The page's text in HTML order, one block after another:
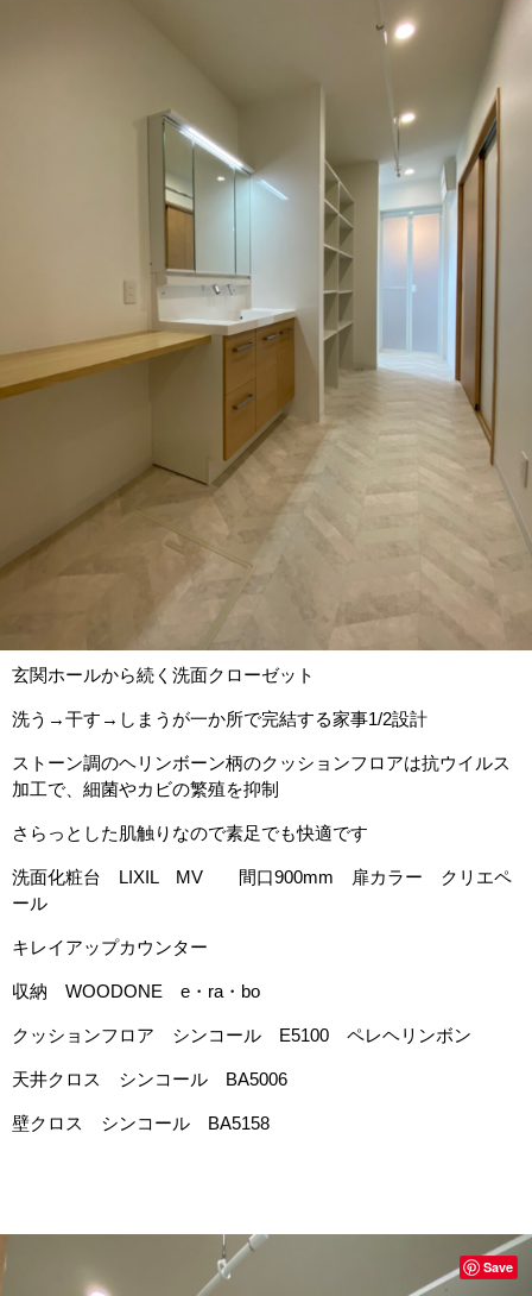
玄関ホールから続く洗面クローゼット
洗う→干す→しまうが一か所で完結する家事1/2設計
ストーン調のヘリンボーン柄のクッションフロアは抗ウイルス
加工で、細菌やカビの繁殖を抑制
さらっとした肌触りなので素足でも快適です
洗面化粧台 LIXIL MV 間口900mm 扉カラー クリエペ
ール
キレイアップカウンター
収納 WOODONE e・ra・bo
クッションフロア シンコール E5100 ペレヘリンボン
天井クロス シンコール BA5006
壁クロス シンコール BA5158
Save